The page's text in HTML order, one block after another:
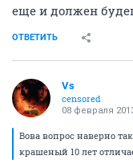
еще и должен
ОТВЕТИТЬ
Vs
censored
08 февраля
Вова вопрос наверно
крашеный 10 лет